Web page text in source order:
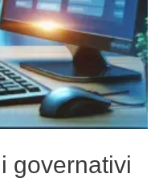
governativi